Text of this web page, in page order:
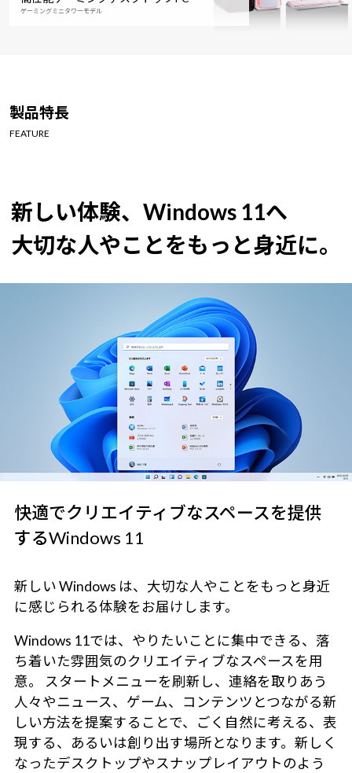
ゲーミングミニタワーモデル
製品特長
FEATURE
新しい体験、Windows 11へ
大切な人やことをもっと身近に。
快適でクリエイティブなスペースを提供
するWindows 11
新しい Windows は、大切な人やことをもっと身近
に感じられる体験をお届けします。
Windows 11では、やりたいことに集中できる、落
ち着いた雰囲気のクリエイティブなスペースを用
意。 スタートメニューを刷新し、連絡を取りあう
人々やニュース、ゲーム、コンテンツとつながる新
しい方法を提案することで、ごく自然に考える、表
現する、あるいは創り出す場所となります。新しく
なったデスクトップやスナップレイアウトのよう